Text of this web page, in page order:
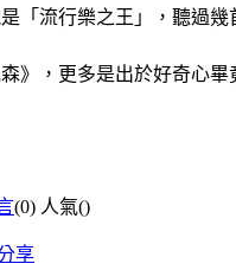
「流行樂之王」，聽過
》，更多是出於好奇心
(0) 人氣()
享